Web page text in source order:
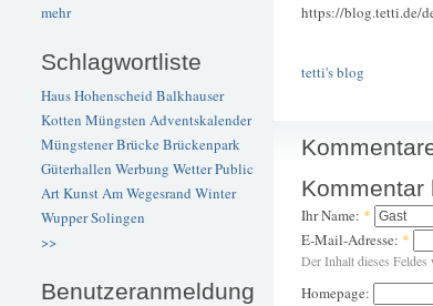
mehr
Schlagwortliste
Haus Hohenscheid Balkhauser
Kotten Müngsten Adventskalender
Müngstener BrückeBrückenpark
Güterhallen Werbung WetterPublic
ArtKunstAm Wegesrand Winter
WupperSolingen
>>
Benutzeranmeldung
https://blog.tetti.de/
tetti's blog
Kommentar
Ihr Name: *
E-Mail-Adresse: *
Der Inhalt dieses
Homepage: